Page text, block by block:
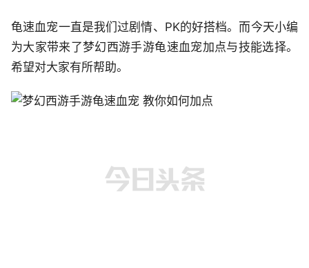
龟速血宠一直是我们过剧情、PK的好搭档。而今天小编
为大家带来了梦幻西游手游龟速血宠加点与技能选择。
希望对大家有所帮助。